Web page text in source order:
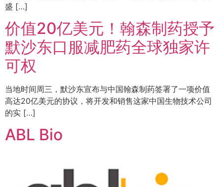
盛 […]
价值20亿美元！翰森制药授予
默沙东口服减肥药全球独家许
可权
当地时间周三，默沙东宣布与中国翰森制药签署了一项价值
高达20亿美元的协议，将开发和销售这家中国生物技术公司
的实 […]
ABL Bio